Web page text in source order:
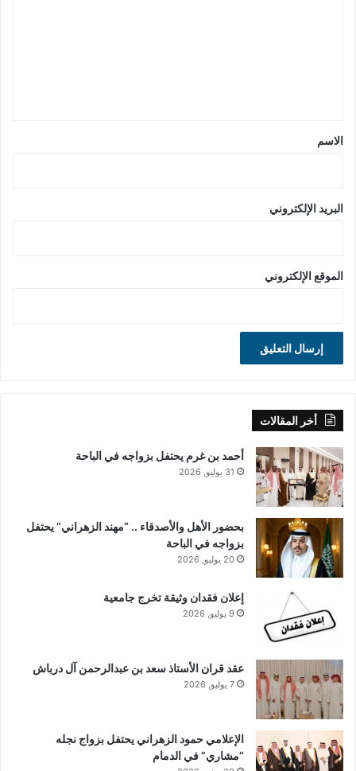
*
الاسم
البريد الإلكتروني
الموقع الإلكتروني
أخر المقالات
أحمد بن غرم يحتفل بزواجه في الباحة
31 يوليو, 2026
بحضور الأهل والأصدقاء .. “مهند الزهراني” يحتفل
بزواجه في الباحة
20 يوليو, 2026
إعلان فقدان وثيقة تخرج جامعية
9 يوليو, 2026
عقد قران الأستاذ سعد بن عبدالرحمن آل درباش
7 يوليو, 2026
الإعلامي حمود الزهراني يحتفل بزواج نجله
“مشاري” في الدمام